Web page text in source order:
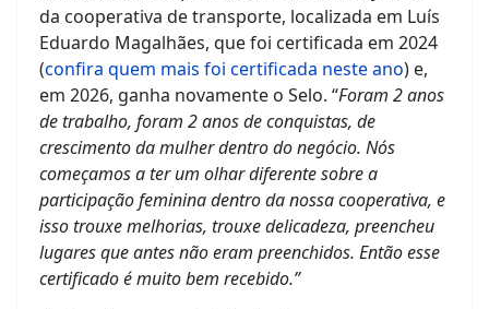
da cooperativa de transporte, localizada em Luís
Eduardo Magalhães, que foi certificada em 2024
(confira quem mais foi certificada neste ano) e,
em 2026, ganha novamente o Selo. “Foram 2 anos
de trabalho, foram 2 anos de conquistas, de
crescimento da mulher dentro do negócio. Nós
começamos a ter um olhar diferente sobre a
participação feminina dentro da nossa cooperativa, e
isso trouxe melhorias, trouxe delicadeza, preencheu
lugares que antes não eram preenchidos. Então esse
certificado é muito bem recebido.”